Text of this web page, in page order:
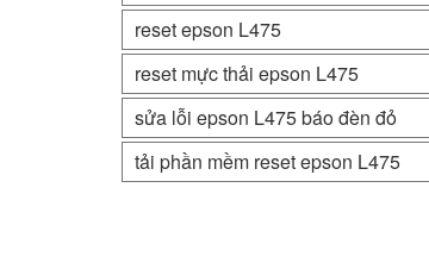
reset epson L475
reset mực thải epson L475
sửa lỗi epson L475 báo đèn đỏ
tải phần mềm reset epson L475